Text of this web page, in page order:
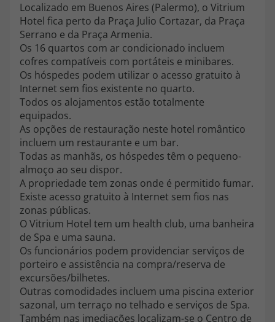
218 925 471
Custo de uma chamada para a rede fixa nacional.
A sua agência de viagens Top Atlântico tem a preocupação de estar
sempre mais perto de si, para maior comodidade e total facilidade
na marcação das suas viagens, tem ainda ao seu dispor o nosso call
center a funcionar todos os dias úteis das 10:00 às 20:00 e Sábado
das 10:00 às 14:00.
topatlantico@topatlantico.com
Localizado em Buenos Aires (Palermo), o Vitrium
Hotel fica perto da Praça Julio Cortazar, da Praça
Serrano e da Praça Armenia.
Os 16 quartos com ar condicionado incluem
cofres compatíveis com portáteis e minibares.
Os hóspedes podem utilizar o acesso gratuito à
Internet sem fios existente no quarto.
Todos os alojamentos estão totalmente
equipados.
As opções de restauração neste hotel romântico
incluem um restaurante e um bar.
Todas as manhãs, os hóspedes têm o pequeno-
almoço ao seu dispor.
A propriedade tem zonas onde é permitido fumar.
Existe acesso gratuito à Internet sem fios nas
zonas públicas.
O Vitrium Hotel tem um health club, uma banheira
de Spa e uma sauna.
Os funcionários podem providenciar serviços de
porteiro e assistência na compra/reserva de
excursões/bilhetes.
Outras comodidades incluem uma piscina exterior
sazonal, um terraço no telhado e serviços de Spa.
Também nas imediações localizam-se o Centro de